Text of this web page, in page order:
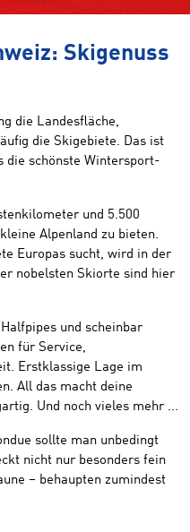
Skigenuss
die Landesfläche,
die Skigebiete. Das ist
die schönste Wintersport-
und 5.500
Alpenland zu bieten.
Europas sucht, wird in der
nobelsten Skiorte sind hier
und scheinbar
für Service,
Erstklassige Lage im
All das macht deine
Und noch vieles mehr ...
sollte man unbedingt
nicht nur besonders fein
– behaupten zumindest